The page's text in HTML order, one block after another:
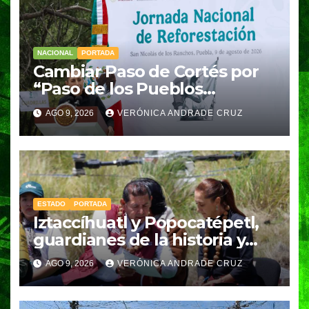
NACIONAL PORTADA
Cambiar Paso de Cortés por
“Paso de los Pueblos
Indígenas” plantea
Sheinbaum
AGO 9, 2026 VERÓNICA ANDRADE CRUZ
ESTADO PORTADA
Iztaccíhuatl y Popocatépetl,
guardianes de la historia y
fuentes de vida para Puebla:
Armenta
AGO 9, 2026 VERÓNICA ANDRADE CRUZ